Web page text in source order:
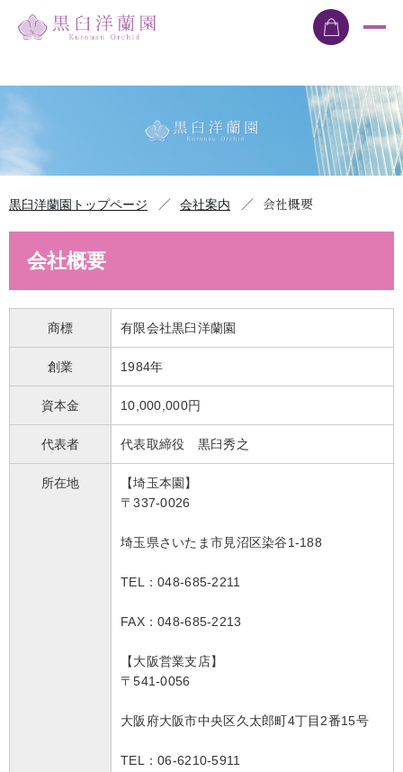
黒臼洋蘭園トップページ ／ 会社案内 ／ 会社概要
会社概要
商標 有限会社黒臼洋蘭園
創業 1984年
資本金 10,000,000円
代表者 代表取締役 黒臼秀之
所在地
【埼玉本園】
〒337-0026
埼玉県さいたま市見沼区染谷1-188
TEL ：048-685-2211
FAX：048-685-2213
【大阪営業支店】
〒541-0056
大阪府大阪市中央区久太郎町4丁目2番15号
TEL ：06-6210-5911